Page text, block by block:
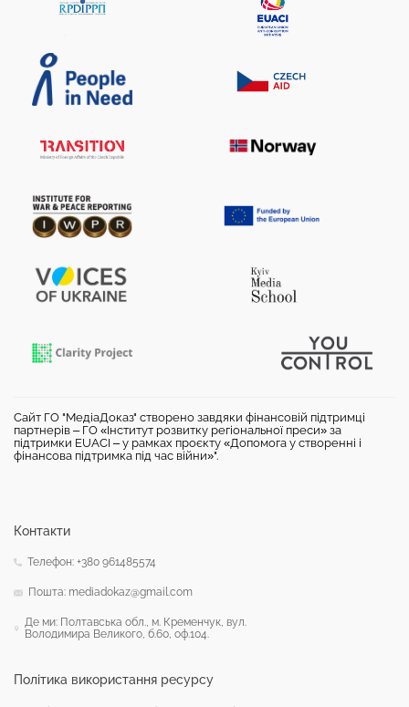
Сайт ГО "МедіаДоказ" створено завдяки фінансовій підтримці
партнерів – ГО «Інститут розвитку регіональної преси» за
підтримки EUACI – у рамках проєкту «Допомога у створенні і
фінансова підтримка під час війни»".
Політика використання ресурсу
Контакти
Телефон: +380 961485574
Пошта: mediadokaz@gmail.com
Де ми: Полтавська обл., м. Кременчук, вул.
Володимира Великого, б.60, оф.104.